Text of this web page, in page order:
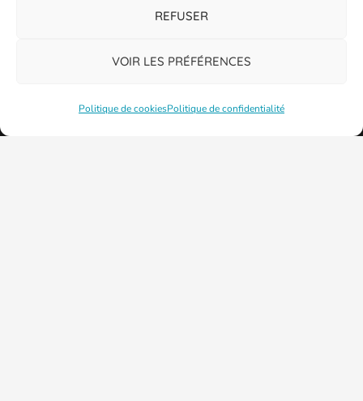
REFUSER
VOIR LES PRÉFÉRENCES
Politique de cookiesPolitique de confidentialité